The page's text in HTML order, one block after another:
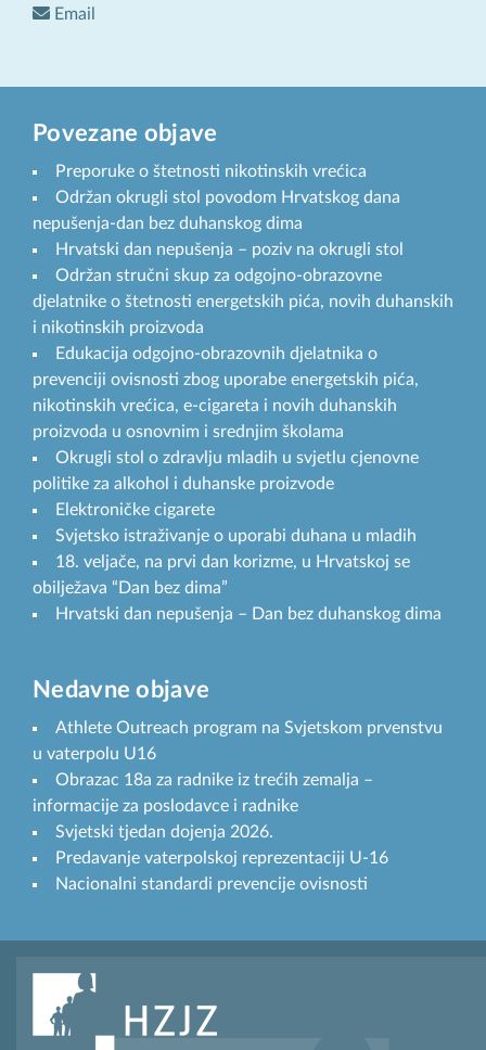
Email
Povezane objave
Preporuke o štetnosti nikotinskih vrećica
Održan okrugli stol povodom Hrvatskog dana
nepušenja-dan bez duhanskog dima
Hrvatski dan nepušenja – poziv na okrugli stol
Održan stručni skup za odgojno-obrazovne
djelatnike o štetnosti energetskih pića, novih duhanskih
i nikotinskih proizvoda
Edukacija odgojno-obrazovnih djelatnika o
prevenciji ovisnosti zbog uporabe energetskih pića,
nikotinskih vrećica, e-cigareta i novih duhanskih
proizvoda u osnovnim i srednjim školama
Okrugli stol o zdravlju mladih u svjetlu cjenovne
politike za alkohol i duhanske proizvode
Elektroničke cigarete
Svjetsko istraživanje o uporabi duhana u mladih
18. veljače, na prvi dan korizme, u Hrvatskoj se
obilježava “Dan bez dima”
Hrvatski dan nepušenja – Dan bez duhanskog dima
Nedavne objave
Athlete Outreach program na Svjetskom prvenstvu
u vaterpolu U16
Obrazac 18a za radnike iz trećih zemalja –
informacije za poslodavce i radnike
Svjetski tjedan dojenja 2026.
Predavanje vaterpolskoj reprezentaciji U-16
Nacionalni standardi prevencije ovisnosti